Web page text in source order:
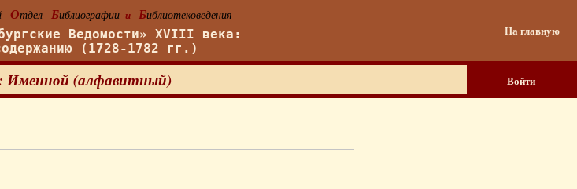
Отдел Библиографии и Библиотековедения
Ведомости» XVIII века:
(1728-1782 гг.)
На главную
Именной (алфавитный) Войти